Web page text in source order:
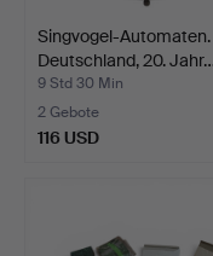
Singvogel-Automaten.
Deutschland, 20.
9 Std 30 Min
2 Gebote
116 USD